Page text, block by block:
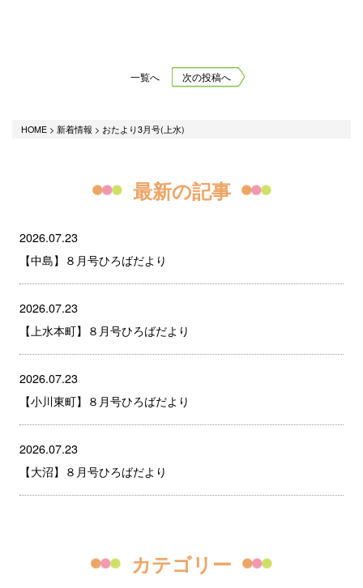
一覧へ 次の投稿へ
HOME> 新着情報 > おたより3月号(上水)
最新の記事
2026.07.23
【中島】８月号ひろばだより
2026.07.23
【上水本町】８月号ひろばだより
2026.07.23
【小川東町】８月号ひろばだより
2026.07.23
【大沼】８月号ひろばだより
カテゴリー